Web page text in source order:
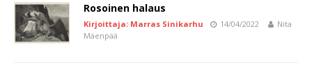
Rosoinen halaus
Kirjoittaja: Marras Sinikarhu 14/04/2022
Nita
Mäenpää